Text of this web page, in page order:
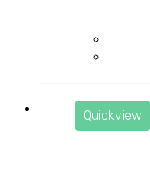
Quickview